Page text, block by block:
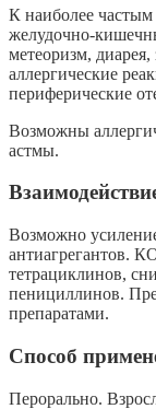
К наиболее
желудочно-
метеоризм,
аллергические
периферические
Возможны
астмы.
Возможно
антиагрегантов.
тетрациклинов,
пенициллинов.
препаратами.
Способ
Перорально.